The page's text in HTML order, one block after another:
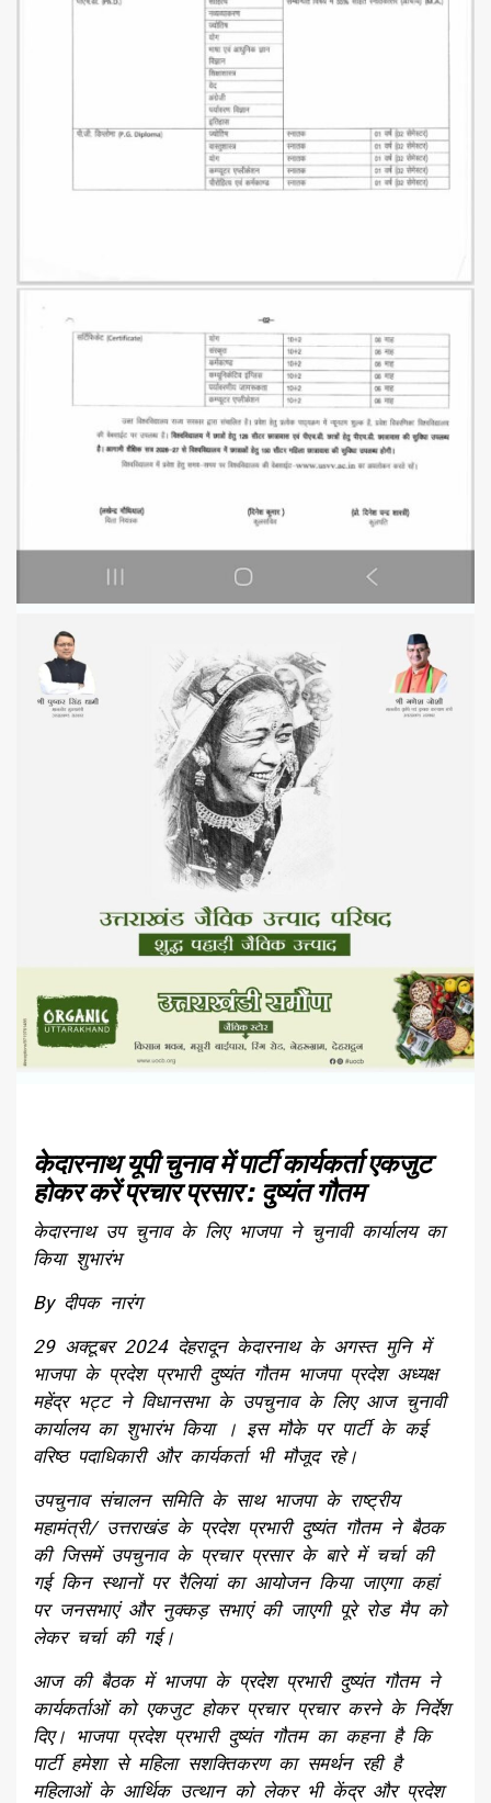
केदारनाथ यूपी चुनाव में पार्टी कार्यकर्ता एकजुट
होकर करें प्रचार प्रसार : दुष्यंत गौतम
केदारनाथ उप चुनाव के लिए भाजपा ने चुनावी कार्यालय का
किया शुभारंभ
By दीपक नारंग
29 अक्टूबर 2024 देहरादून केदारनाथ के अगस्त मुनि में
भाजपा के प्रदेश प्रभारी दुष्यंत गौतम भाजपा प्रदेश अध्यक्ष
महेंद्र भट्ट ने विधानसभा के उपचुनाव के लिए आज चुनावी
कार्यालय का शुभारंभ किया । इस मौके पर पार्टी के कई
वरिष्ठ पदाधिकारी और कार्यकर्ता भी मौजूद रहे।
उपचुनाव संचालन समिति के साथ भाजपा के राष्ट्रीय
महामंत्री/ उत्तराखंड के प्रदेश प्रभारी दुष्यंत गौतम ने बैठक
की जिसमें उपचुनाव के प्रचार प्रसार के बारे में चर्चा की
गई किन स्थानों पर रैलियां का आयोजन किया जाएगा कहां
पर जनसभाएं और नुक्कड़ सभाएं की जाएगी पूरे रोड मैप को
लेकर चर्चा की गई।
आज की बैठक में भाजपा के प्रदेश प्रभारी दुष्यंत गौतम ने
कार्यकर्ताओं को एकजुट होकर प्रचार प्रचार करने के निर्देश
दिए। भाजपा प्रदेश प्रभारी दुष्यंत गौतम का कहना है कि
पार्टी हमेशा से महिला सशक्तिकरण का समर्थन रही है
महिलाओं के आर्थिक उत्थान को लेकर भी केंद्र और प्रदेश